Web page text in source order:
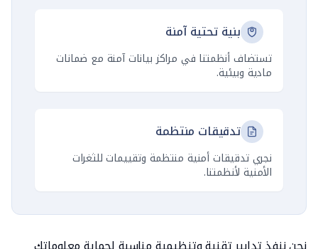
بنية تحتية آمنة
تستضاف أنظمتنا في مراكز بيانات آمنة مع ضمانات
مادية وبيئية.
تدقيقات منتظمة
نجري تدقيقات أمنية منتظمة وتقييمات للثغرات
الأمنية لأنظمتنا.